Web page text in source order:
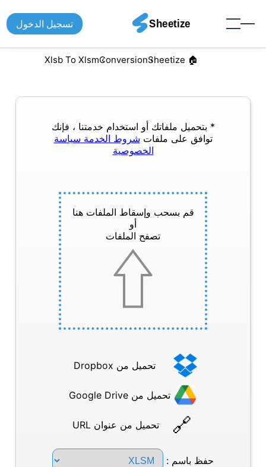
تسجيل الدخول
🏠︎ Sheetize
Conversion
Xlsb To Xlsm
* بتحميل ملفاتك أو استخدام خدمتنا ، فإنك
توافق على ملفات شروط الخدمة سياسة
الخصوصية
قم بسحب وإسقاط الملفات هنا
أو
تصفح الملفات
تحميل من Dropbox
تحميل من Google Drive
تحميل من عنوان URL
حفظ باسم :